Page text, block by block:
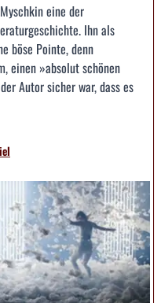
eine der
Ihn als
böse Pointe, denn
einen »absolut schönen
Autor sicher war, dass es